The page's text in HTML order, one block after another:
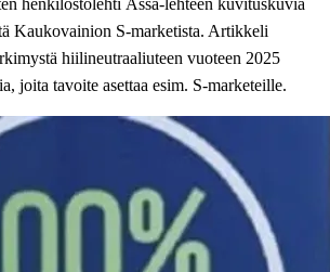
Kaukovainion S-marketista. Artikkeli
hiilineutraaliuteen vuoteen 2025
joita tavoite asettaa esim. S-marketeille.